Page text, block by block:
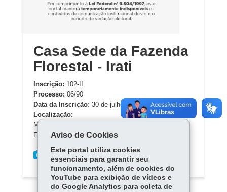
Casa Sede da Fazenda
Florestal - Irati
Inscrição: 102-II
Processo: 06/90
Data da Inscrição: 30 de julho de 1.990
Localização:
Município de IRATI
Fazenda Florestal – antiga Serraria Miranda
Aviso de Cookies
Este portal utiliza cookies
essenciais para garantir seu
funcionamento, além de cookies do
YouTube para exibição de vídeos e
do Google Analytics para coleta de